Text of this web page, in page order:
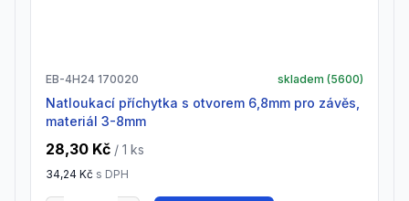
EB-4H24 170020 skladem (5600)
natloukací příchytka s otvorem 6,8mm pro závěs,
materiál 3-8mm
28,30 Kč / 1 ks
34,24 Kč s DPH